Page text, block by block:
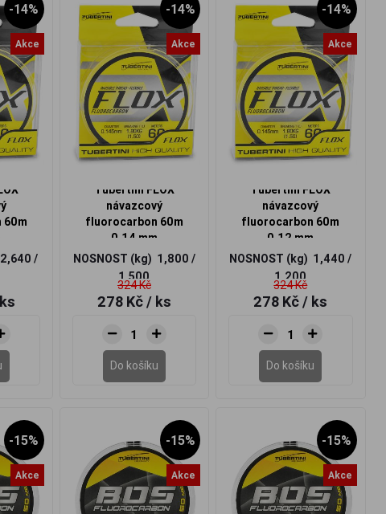
-14%
Akce
2,640 /
-14%
Akce
Tubertini FLOX
návazcový
fluorocarbon 60m
0,14 mm
NOSNOST (kg) 1,800 /
1,500
324 Kč
278 Kč/ ks
Do košíku
-14%
Akce
Tubertini FLOX
návazcový
fluorocarbon 60m
0,12 mm
NOSNOST (kg) 1,440 /
1,200
324 Kč
278 Kč/ ks
Do košíku
-15%
Akce
-15%
Akce
-15%
Akce